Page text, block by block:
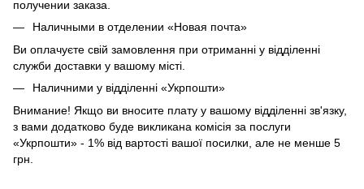
получении заказа.
Наличными в отделении «Новая почта»
Ви оплачуєте свій замовлення при отриманні у відділенні
служби доставки у вашому місті.
Наличними у відділенні «Укрпошти»
Внимание! Якщо ви вносите плату у вашому відділенні зв'язку,
з вами додатково буде викликана комісія за послуги
«Укрпошти» - 1% від вартості вашої посилки, але не менше 5
грн.